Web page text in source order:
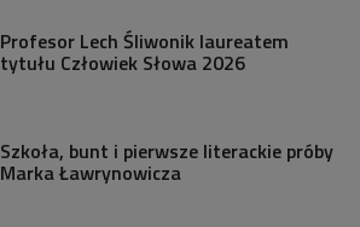
Profesor Lech Śliwonik laureatem
tytułu Człowiek Słowa 2026
Szkoła, bunt i pierwsze literackie próby
Marka Ławrynowicza